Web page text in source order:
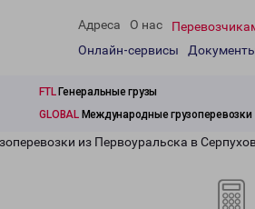
Адреса О нас
Онлайн-сервисы
FTLГенеральные грузы
GLOBALМеждународные грузоперевозки
из Первоуральска в